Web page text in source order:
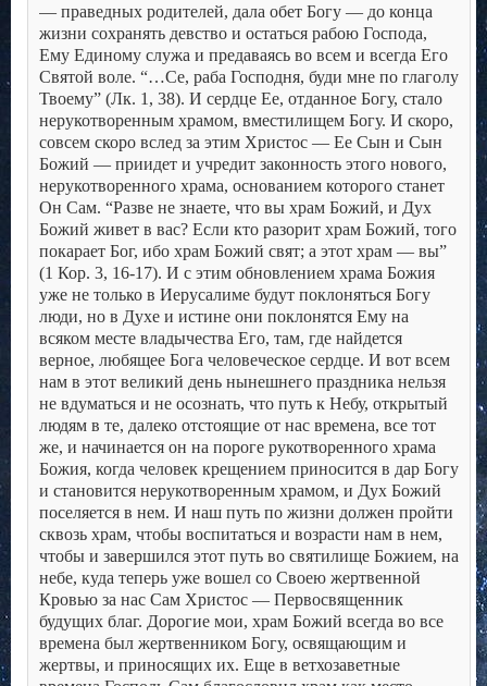
— праведных родителей, дала обет Богу — до конца
жизни сохранять девство и остаться рабою Господа,
Ему Единому служа и предаваясь во всем и всегда Его
Святой воле. “…Се, раба Господня, буди мне по глаголу
Твоему” (Лк. 1, 38). И сердце Ее, отданное Богу, стало
нерукотворенным храмом, вместилищем Богу. И скоро,
совсем скоро вслед за этим Христос — Ее Сын и Сын
Божий — приидет и учредит законность этого нового,
нерукотворенного храма, основанием которого станет
Он Сам. “Разве не знаете, что вы храм Божий, и Дух
Божий живет в вас? Если кто разорит храм Божий, того
покарает Бог, ибо храм Божий свят; а этот храм — вы”
(1 Кор. 3, 16-17). И с этим обновлением храма Божия
уже не только в Иерусалиме будут поклоняться Богу
люди, но в Духе и истине они поклонятся Ему на
всяком месте владычества Его, там, где найдется
верное, любящее Бога человеческое сердце. И вот всем
нам в этот великий день нынешнего праздника нельзя
не вдуматься и не осознать, что путь к Небу, открытый
людям в те, далеко отстоящие от нас времена, все тот
же, и начинается он на пороге рукотворенного храма
Божия, когда человек крещением приносится в дар Богу
и становится нерукотворенным храмом, и Дух Божий
поселяется в нем. И наш путь по жизни должен пройти
сквозь храм, чтобы воспитаться и возрасти нам в нем,
чтобы и завершился этот путь во святилище Божием, на
небе, куда теперь уже вошел со Своею жертвенной
Кровью за нас Сам Христос — Первосвященник
будущих благ. Дорогие мои, храм Божий всегда во все
времена был жертвенником Богу, освящающим и
жертвы, и приносящих их. Еще в ветхозаветные